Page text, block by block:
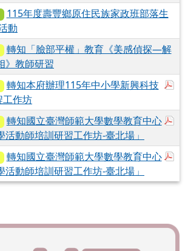
115年度壽豐鄉原住民族家政班部落生
動
轉知「臉部平權」教育《美感偵探—解
》教師研習
轉知本府辦理115年中小學新興科技
工作坊
轉知國立臺灣師範大學數學教育中心
動師培訓研習工作坊-臺北場」
轉知國立臺灣師範大學數學教育中心
動師培訓研習工作坊-臺北場」